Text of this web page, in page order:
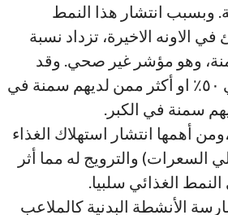
وبسبب انتشار هذا النمط
الاونه الاخيرة، تزداد نسبة
وهو مؤشر غير صحي. وقد
لوحظ ان حوالي ٥٠٪؜ او أكثر ممن لديهم سمنة في
سمنة في الكبر.
،ومن أهمها انتشار استهلاك الغذاء
السعرات) والترويج له مما أثر
النمط الغذائي سلبيا.
الأنشطة البدنية كالملاعب